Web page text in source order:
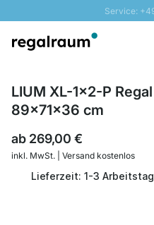
Service:
Schnelle Lieferung
LIUM XL-1x2-P
89x71x36 cm
ab 269,00 €
inkl. MwSt. | Versand kostenlos
Lieferzeit: 1-3